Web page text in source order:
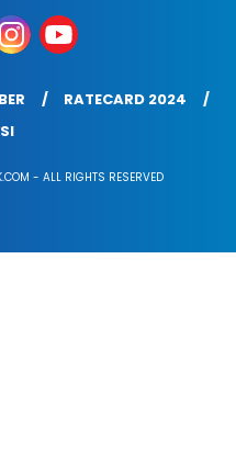
RATECARD 2024
- ALL RIGHTS RESERVED